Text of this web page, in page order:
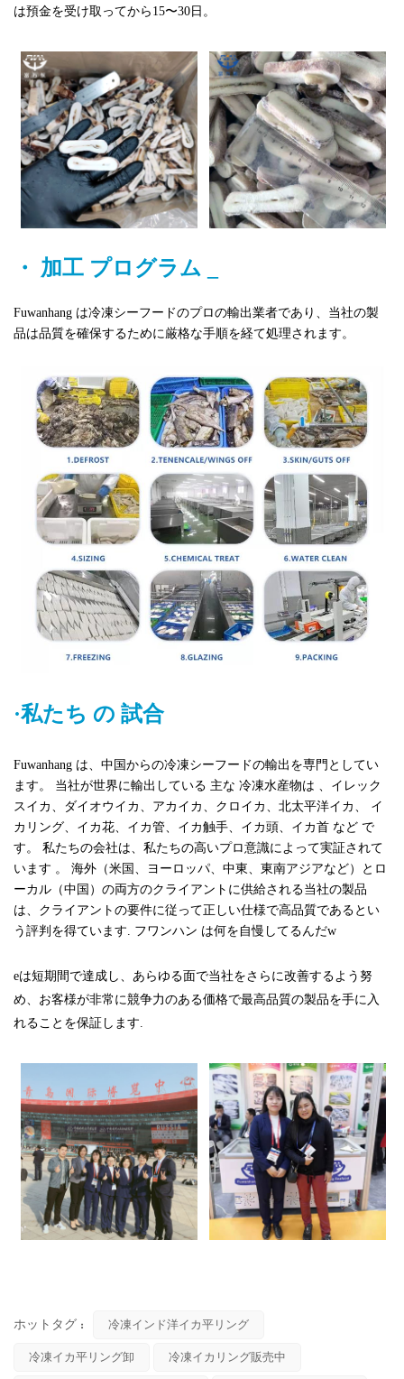
は預金を受け取ってから15〜30日。
・ 加工 プログラム
Fuwanhang は冷凍シーフードのプロの輸出業者であり、当社の製
品は品質を確保するために厳格な手順を経て処理されます。
·私たち の 試合
Fuwanhang は、中国からの冷凍シーフードの輸出を専門としてい
ます。 当社が世界に輸出している 主な 冷凍水産物は 、イレック
スイカ、ダイオウイカ、アカイカ、クロイカ、北太平洋イカ、 イ
カリング、イカ花、イカ管、イカ触手、イカ頭、イカ首 など で
す。 私たちの会社は、私たちの高いプロ意識によって実証されて
います 。 海外（米国、ヨーロッパ、中東、東南アジアなど）とロ
ーカル（中国）の両方のクライアントに供給される当社の製品
は、クライアントの要件に従って正しい仕様で高品質であるとい
う評判を得ています. フワンハン は何を自慢してるんだw
eは短期間で達成し、あらゆる面で当社をさらに改善するよう努
め、お客様が非常に競争力のある価格で最高品質の製品を手に入
れることを保証します.
ホットタグ : 冷凍インド洋イカ平リング
冷凍イカ平リング卸 冷凍イカリング販売中